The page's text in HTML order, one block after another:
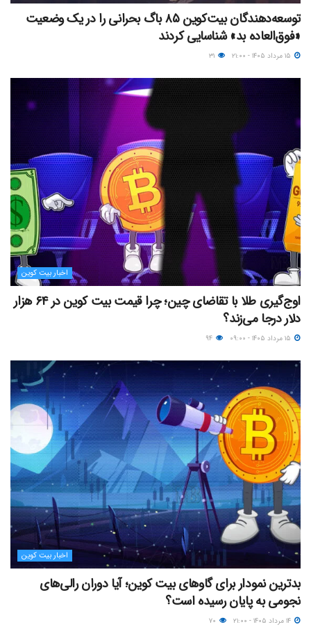
توسعه‌دهندگان بیت‌کوین ۸۵ باگ بحرانی را در یک وضعیت
«فوق‌العاده بد» شناسایی کردند
اخبار بیت کوین
اوج‌گیری طلا با تقاضای چین؛ چرا قیمت بیت کوین در ۶۴ هزار
دلار درجا می‌زند؟
اخبار بیت کوین
بدترین نمودار برای گاوهای بیت کوین؛ آیا دوران رالی‌های
نجومی به پایان رسیده است؟